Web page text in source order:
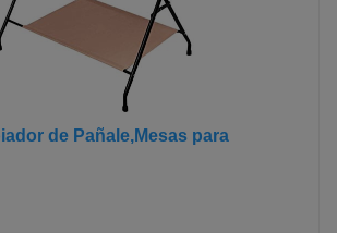
de Pañale,Mesas para